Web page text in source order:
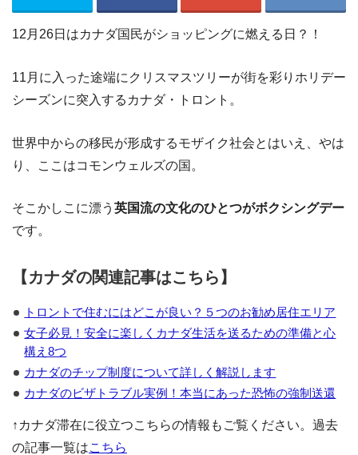
12月26日はカナダ国民がショッピングに燃える日？！
11月に入った途端にクリスマスツリーが街を彩りホリデー
シーズンに突入するカナダ・トロント。
世界中からの移民が形成するモザイク社会とはいえ、やは
り、ここはコモンウェルズの国。
そこかしこに漂う 英国流の文化のひとつがボクシングデー
です。
【カナダの関連記事はこちら】
トロントで住むにはどこが良い？５つのお勧め居住エリア
女子必見！安全に楽しくカナダ生活を送るための準備と心
構え8つ
カナダのチップ制度について詳しく解説します
カナダのビザトラブル実例！本当にあった恐怖の強制送還
↑カナダ滞在に役立つこちらの情報もご覧ください。過去
の記事一覧はこちら